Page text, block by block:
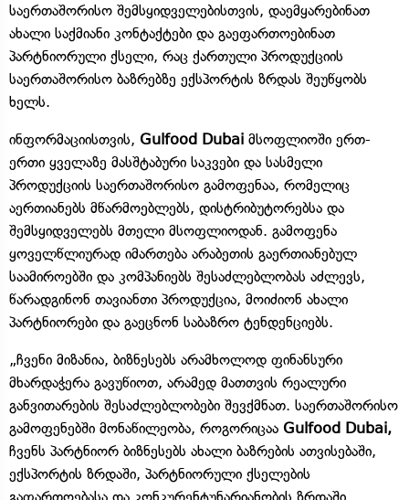
საერთაშორისო შემსყიდველებისთვის, დაემყარებინათ
ახალი საქმიანი კონტაქტები და გაეფართოებინათ
პარტნიორული ქსელი, რაც ქართული პროდუქციის
საერთაშორისო ბაზრებზე ექსპორტის ზრდას შეუწყობს
ხელს.
ინფორმაციისთვის, Gulfood Dubai მსოფლიოში ერთ-
ერთი ყველაზე მასშტაბური საკვები და სასმელი
პროდუქციის საერთაშორისო გამოფენაა, რომელიც
აერთიანებს მწარმოებლებს, დისტრიბუტორებსა და
შემსყიდველებს მთელი მსოფლიოდან. გამოფენა
ყოველწლიურად იმართება არაბეთის გაერთიანებულ
საამიროებში და კომპანიებს შესაძლებლობას აძლევს,
წარადგინონ თავიანთი პროდუქცია, მოიძიონ ახალი
პარტნიორები და გაეცნონ საბაზრო ტენდენციებს.
„ჩვენი მიზანია, ბიზნესებს არამხოლოდ ფინანსური
მხარდაჭერა გავუწიოთ, არამედ მათთვის რეალური
განვითარების შესაძლებლობები შევქმნათ. საერთაშორისო
გამოფენებში მონაწილეობა, როგორიცაა Gulfood Dubai,
ჩვენს პარტნიორ ბიზნესებს ახალი ბაზრების ათვისებაში,
ექსპორტის ზრდაში, პარტნიორული ქსელების